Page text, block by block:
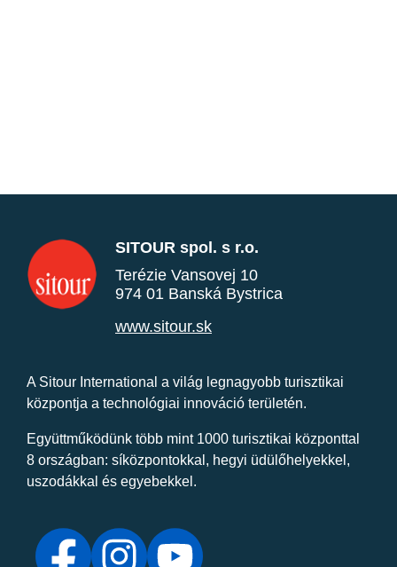
SITOUR spol. s r.o.
Terézie Vansovej 10
974 01 Banská Bystrica
www.sitour.sk
A Sitour International a világ legnagyobb turisztikai
központja a technológiai innováció területén.
Együttműködünk több mint 1000 turisztikai központtal
8 országban: síközpontokkal, hegyi üdülőhelyekkel,
uszodákkal és egyebekkel.